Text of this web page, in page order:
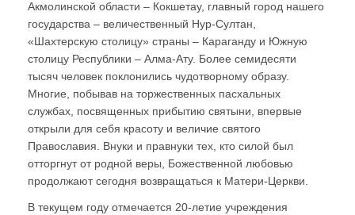
Акмолинской области – Кокшетау, главный город нашего
государства – величественный Нур-Султан,
«Шахтерскую столицу» страны – Караганду и Южную
столицу Республики – Алма-Ату. Более семидесяти
тысяч человек поклонились чудотворному образу.
Многие, побывав на торжественных пасхальных
службах, посвященных прибытию святыни, впервые
открыли для себя красоту и величие святого
Православия. Внуки и правнуки тех, кто силой был
отторгнут от родной веры, Божественной любовью
продолжают сегодня возвращаться к Матери-Церкви.
В текущем году отмечается 20-летие учреждения